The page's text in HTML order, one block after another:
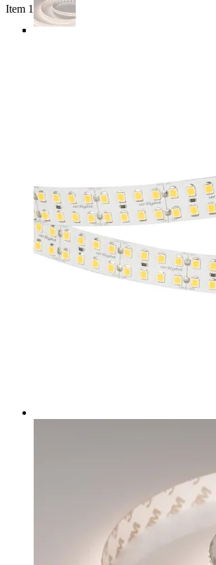
Item 1 of 2